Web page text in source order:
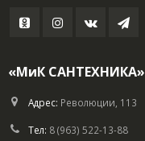
«МиК САНТЕХНИКА»
Адрес: Революции, 113
Тел: 8 (963) 522-13-88